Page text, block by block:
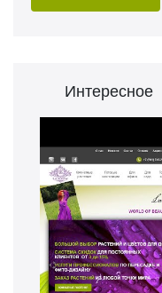
Интересное